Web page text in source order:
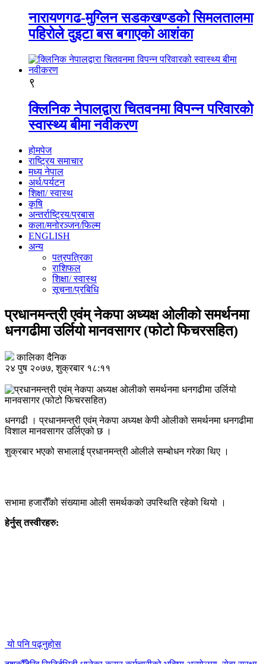
नारायणगढ-मुग्लिन सडकखण्डको सिमलतालमा
पहिरोले दुइटा बस बगाएको आशंका
९
क्लिनिक नेपालद्वारा चितवनमा विपन्न परिवारको
स्वास्थ्य बीमा नवीकरण
होमपेज
राष्ट्रिय समाचार
मध्य नेपाल
अर्थ/पर्यटन
शिक्षा/ स्वास्थ
कृषि
अन्तर्राष्ट्रिय/प्रबास
कला/मनोरञ्जन/फिल्म
ENGLISH
अन्य
पत्रपत्रिका
राशिफल
शिक्षा/ स्वास्थ
सूचना/प्रबिधि
प्रधानमन्त्री एवंम् नेकपा अध्यक्ष ओलीको समर्थनमा
धनगढीमा उर्लियो मानवसागर (फोटो फिचरसहित)
कालिका दैनिक
२४ पुष २०७७, शुक्रबार १८:११
धनगढी । प्रधानमन्त्री एवंम् नेकपा अध्यक्ष केपी ओलीको समर्थनमा धनगढीमा
विशाल मानवसागर उर्लिएको छ ।
शुक्रबार भएको सभालाई प्रधानमन्त्री ओलीले सम्बोधन गरेका थिए ।
सभामा हजारौँको संख्यामा ओली समर्थकको उपस्थिति रहेको थियो ।
हेर्नुस् तस्वीरहरु:
यो पनि पढ्नुहोस